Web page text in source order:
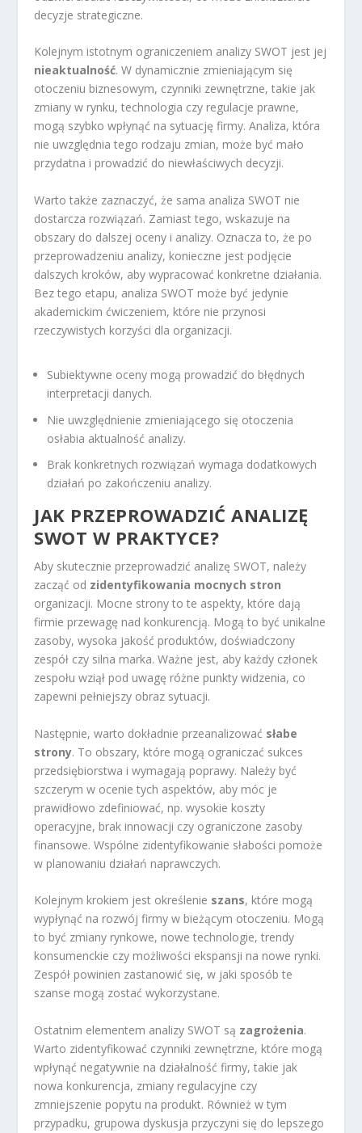
decyzje strategiczne.
Kolejnym istotnym ograniczeniem analizy SWOT jest jej
nieaktualność. W dynamicznie zmieniającym się
otoczeniu biznesowym, czynniki zewnętrzne, takie jak
zmiany w rynku, technologia czy regulacje prawne,
mogą szybko wpłynąć na sytuację firmy. Analiza, która
nie uwzględnia tego rodzaju zmian, może być mało
przydatna i prowadzić do niewłaściwych decyzji.
Warto także zaznaczyć, że sama analiza SWOT nie
dostarcza rozwiązań. Zamiast tego, wskazuje na
obszary do dalszej oceny i analizy. Oznacza to, że po
przeprowadzeniu analizy, konieczne jest podjęcie
dalszych kroków, aby wypracować konkretne działania.
Bez tego etapu, analiza SWOT może być jedynie
akademickim ćwiczeniem, które nie przynosi
rzeczywistych korzyści dla organizacji.
Subiektywne oceny mogą prowadzić do błędnych
interpretacji danych.
Nie uwzględnienie zmieniającego się otoczenia
osłabia aktualność analizy.
Brak konkretnych rozwiązań wymaga dodatkowych
działań po zakończeniu analizy.
JAK PRZEPROWADZIĆ ANALIZĘ
SWOT W PRAKTYCE?
Aby skutecznie przeprowadzić analizę SWOT, należy
zacząć od zidentyfikowania mocnych stron
organizacji. Mocne strony to te aspekty, które dają
firmie przewagę nad konkurencją. Mogą to być unikalne
zasoby, wysoka jakość produktów, doświadczony
zespół czy silna marka. Ważne jest, aby każdy członek
zespołu wziął pod uwagę różne punkty widzenia, co
zapewni pełniejszy obraz sytuacji.
Następnie, warto dokładnie przeanalizować słabe
strony. To obszary, które mogą ograniczać sukces
przedsiębiorstwa i wymagają poprawy. Należy być
szczerym w ocenie tych aspektów, aby móc je
prawidłowo zdefiniować, np. wysokie koszty
operacyjne, brak innowacji czy ograniczone zasoby
finansowe. Wspólne zidentyfikowanie słabości pomoże
w planowaniu działań naprawczych.
Kolejnym krokiem jest określenie szans, które mogą
wypłynąć na rozwój firmy w bieżącym otoczeniu. Mogą
to być zmiany rynkowe, nowe technologie, trendy
konsumenckie czy możliwości ekspansji na nowe rynki.
Zespół powinien zastanowić się, w jaki sposób te
szanse mogą zostać wykorzystane.
Ostatnim elementem analizy SWOT są zagrożenia.
Warto zidentyfikować czynniki zewnętrzne, które mogą
wpłynąć negatywnie na działalność firmy, takie jak
nowa konkurencja, zmiany regulacyjne czy
zmniejszenie popytu na produkt. Również w tym
przypadku, grupowa dyskusja przyczyni się do lepszego